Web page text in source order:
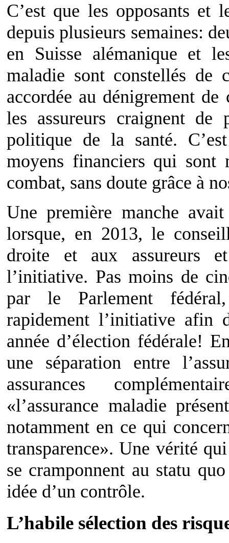
C’est que les opposants et
depuis plusieurs semaines:
en Suisse alémanique et
maladie sont constellés de
accordée au dénigrement
les assureurs craignent
politique de la santé.
moyens financiers qui sont
combat, sans doute grâce à
Une première manche
lorsque, en 2013, le
droite et aux assureurs
l’initiative. Pas moins de
par le Parlement
rapidement l’initiative afin
année d’élection fédérale!
une séparation entre
assurances
«l’assurance maladie
notamment en ce qui
transparence». Une vérité
se cramponnent au statu
idée d’un contrôle.
L’habile sélection des